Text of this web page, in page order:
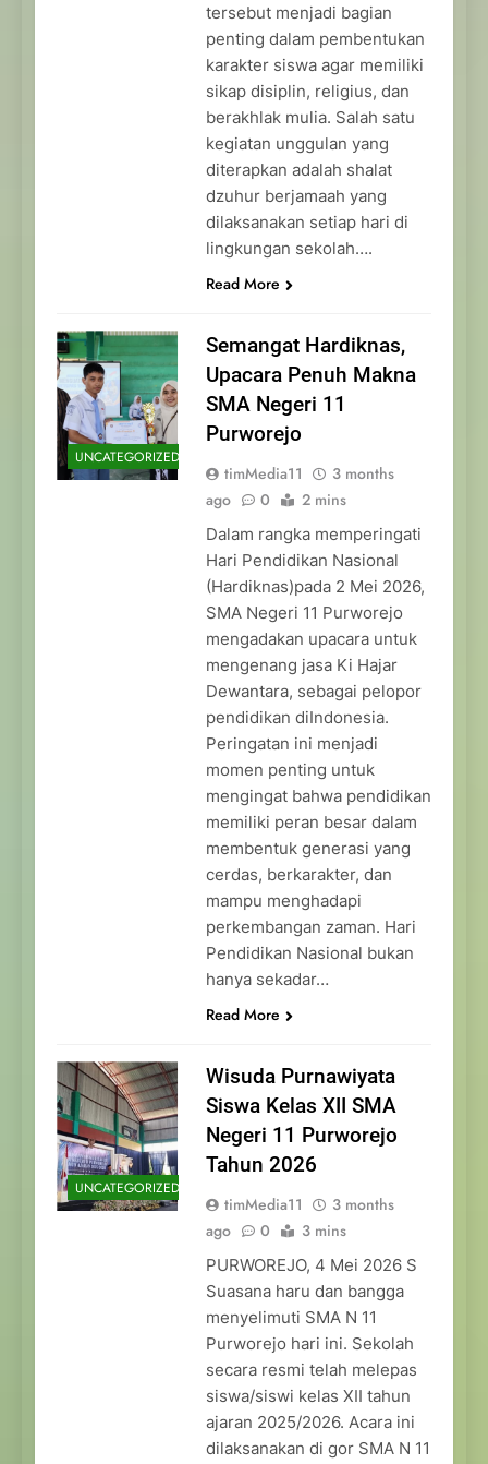
tersebut menjadi bagian
penting dalam pembentukan
karakter siswa agar memiliki
sikap disiplin, religius, dan
berakhlak mulia. Salah satu
kegiatan unggulan yang
diterapkan adalah shalat
dzuhur berjamaah yang
dilaksanakan setiap hari di
lingkungan sekolah….
Read More
UNCATEGORIZED
Semangat Hardiknas,
Upacara Penuh Makna
SMA Negeri 11
Purworejo
timMedia11
3 months
ago
0 2 mins
Dalam rangka memperingati
Hari Pendidikan Nasional
(Hardiknas)pada 2 Mei 2026,
SMA Negeri 11 Purworejo
mengadakan upacara untuk
mengenang jasa Ki Hajar
Dewantara, sebagai pelopor
pendidikan diIndonesia.
Peringatan ini menjadi
momen penting untuk
mengingat bahwa pendidikan
memiliki peran besar dalam
membentuk generasi yang
cerdas, berkarakter, dan
mampu menghadapi
perkembangan zaman. Hari
Pendidikan Nasional bukan
hanya sekadar…
Read More
UNCATEGORIZED
Wisuda Purnawiyata
Siswa Kelas XII SMA
Negeri 11 Purworejo
Tahun 2026
timMedia11
3 months
ago
0 3 mins
PURWOREJO, 4 Mei 2026 S
Suasana haru dan bangga
menyelimuti SMA N 11
Purworejo hari ini. Sekolah
secara resmi telah melepas
siswa/siswi kelas XII tahun
ajaran 2025/2026. Acara ini
dilaksanakan di gor SMA N 11